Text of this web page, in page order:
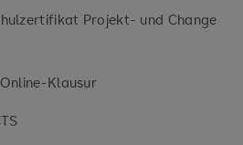
Projekt- und Change
Klausur